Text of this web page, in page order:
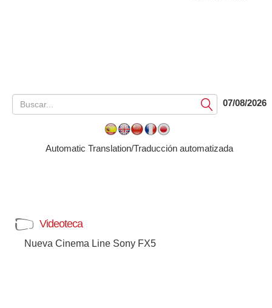
Submit07/08/2026
Automatic Translation/Traducción automatizada
Videoteca
Nueva Cinema Line Sony FX5